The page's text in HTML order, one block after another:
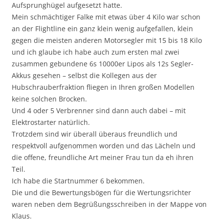
Aufsprunghügel aufgesetzt hatte.
Mein schmächtiger Falke mit etwas über 4 Kilo war schon
an der Flightline ein ganz klein wenig aufgefallen, klein
gegen die meisten anderen Motorsegler mit 15 bis 18 Kilo
und ich glaube ich habe auch zum ersten mal zwei
zusammen gebundene 6s 10000er Lipos als 12s Segler-
Akkus gesehen – selbst die Kollegen aus der
Hubschrauberfraktion fliegen in Ihren großen Modellen
keine solchen Brocken.
Und 4 oder 5 Verbrenner sind dann auch dabei – mit
Elektrostarter natürlich.
Trotzdem sind wir überall überaus freundlich und
respektvoll aufgenommen worden und das Lächeln und
die offene, freundliche Art meiner Frau tun da eh ihren
Teil.
Ich habe die Startnummer 6 bekommen.
Die und die Bewertungsbögen für die Wertungsrichter
waren neben dem Begrüßungsschreiben in der Mappe von
Klaus.